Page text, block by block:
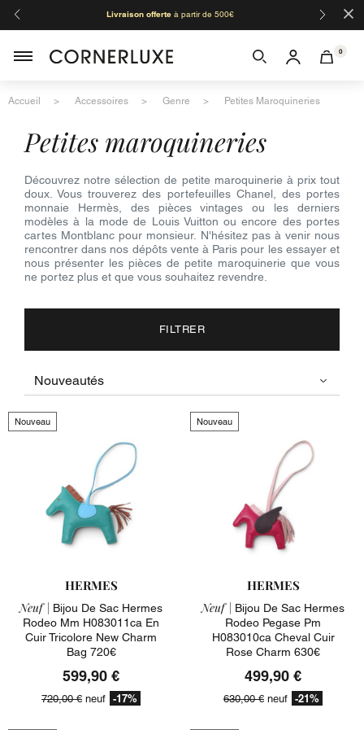
Livraison offerteà partir de 500€ ×
0
Accueil Accessoires Genre Petites Maroquineries
petites maroquineries
Découvrez notre sélection de petite maroquinerie à prix tout
doux. Vous trouverez des portefeuilles Chanel, des portes
monnaie Hermès, des pièces vintages ou les derniers
modèles à la mode de Louis Vuitton ou encore des portes
cartes Montblanc pour monsieur. N'hésitez pas à venir nous
rencontrer dans nos dépôts vente à Paris pour les essayer et
nous présenter les pièces de petite maroquinerie que vous
ne portez plus et que vous souhaitez revendre.
FILTRER
Nouveau
HERMES
Neuf | Bijou De Sac Hermes
Rodeo Mm H083011ca En
Cuir Tricolore New Charm
Bag 720€
599,90 €
720,00 € neuf -17%
Nouveau
HERMES
Neuf | Bijou De Sac Hermes
Rodeo Pegase Pm
H083010ca Cheval Cuir
Rose Charm 630€
499,90 €
630,00 € neuf -21%